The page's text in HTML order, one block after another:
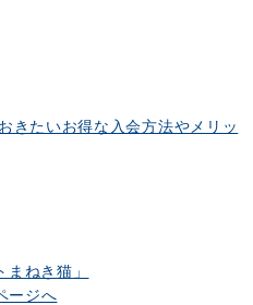
きたいお得な入会方法やメリッ
まねき猫」
ージへ